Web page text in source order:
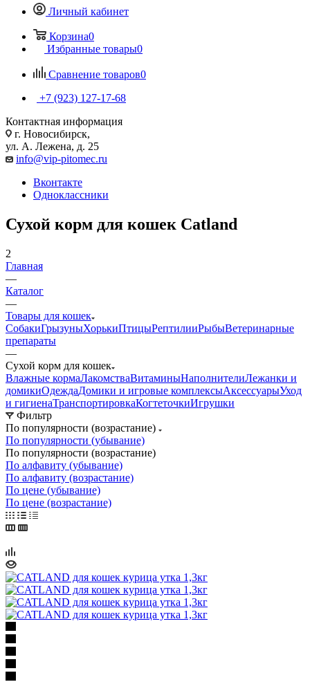
Личный кабинет
Корзина0
Избранные товары0
Сравнение товаров0
+7 (923) 127-17-68
Контактная информация
г. Новосибирск,
ул. А. Лежена, д. 25
info@vip-pitomec.ru
Вконтакте
Одноклассники
Сухой корм для кошек Catland
2
Главная
—
Каталог
—
Товары для кошек
СобакиГрызуныХорькиПтицыРептилииРыбыВетеринарные
препараты
—
Сухой корм для кошек
Влажные кормаЛакомстваВитаминыНаполнителиЛежанки и
домикиОдеждаДомики и игровые комплексыАксессуарыУход
и гигиенаТранспортировкаКогтеточкиИгрушки
Фильтр
По популярности (возрастание)
По популярности (убывание)
По популярности (возрастание)
По алфавиту (убывание)
По алфавиту (возрастание)
По цене (убывание)
По цене (возрастание)